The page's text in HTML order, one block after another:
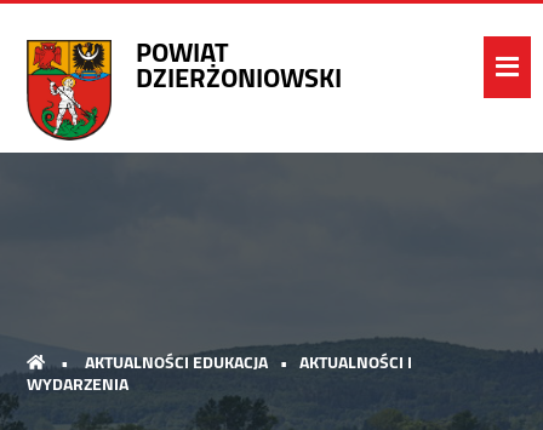
POWIAT
DZIERŻONIOWSKI
• AKTUALNOŚCI EDUKACJA • AKTUALNOŚCI I
WYDARZENIA